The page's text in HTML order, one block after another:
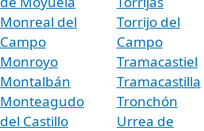
Monreal del
Campo
Monroyo
Montalbán
Monteagudo
del Castillo
Torrijo del
Campo
Tramacastiel
Tramacastilla
Tronchón
Urrea de